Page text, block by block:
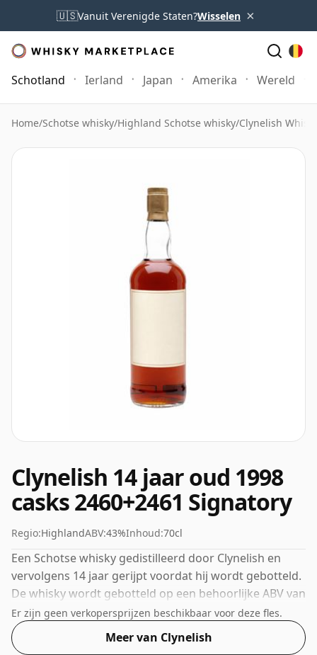
🇺🇸Vanuit Verenigde Staten?Wisselen ×
Schotland Ierland Japan Amerika Wereld
Home/Schotse whisky/Highland Schotse whisky/Clynelish
Clynelish 14 jaar oud 1998
casks 2460+2461 Signatory
Regio:HighlandABV:43%Inhoud:70cl
Een Schotse whisky gedistilleerd door Clynelish en
vervolgens 14 jaar gerijpt voordat hij wordt gebotteld.
De whisky wordt gebotteld op een behoorlijke ABV van
43%, een stapje hoger dan het standaardniveau van
40%, en wordt geleverd in de feitelijke flesgrootte van
70cl.
Er zijn geen verkopersprijzen beschikbaar voor deze fles.
Meer van Clynelish